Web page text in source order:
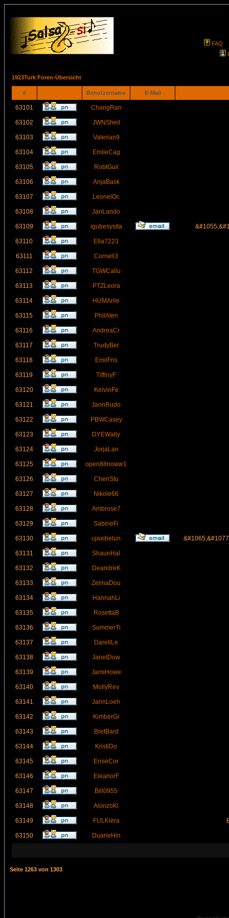
FAQ
1923Turk Foren-Übersicht
# Benutzername E-Mail
63101 ChangRan
63102 JWNSheil
63103 Valerian9
63104 EmileCag
63105 RobtGuil
63106 AnjaBask
63107 LeonelOc
63108 JanLando
63109 igubesysita
63110 Ella7223
63111 Cornell3
63112 TGWCallu
63113 PTZLeora
63114 HUMArlie
63115 PhilAten
63116 AndreaCr
63117 TrudyBer
63118 EmilFris
63119 TiffinyF
63120 KelvinFe
63121 JannRudo
63122 PBWCasey
63123 DYEWally
63124 JorjaLan
63125 open88noww1
63126 CheriStu
63127 Nikole66
63128 Ambrose7
63129 SabineFi
63130 ujaxibelun
63131 ShaunHal
63132 DeandreK
63133 ZelmaDou
63134 HannahLi
63135 RosettaB
63136 SummerTi
63137 DarellLe
63138 JanetDow
63139 JamiHowe
63140 MollyRev
63141 JannLoeh
63142 KimberGi
63143 BretBard
63144 KristiDo
63145 ErnieCor
63146 EleanorF
63147 Bill0955
63148 AlonzoKl
63149 FULKiera
63150 DuaneHin
Seite 1263 von 1303